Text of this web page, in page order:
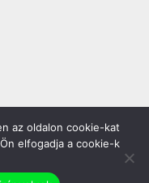
|Gödöllő COOP Zrt.
Instagram
az oldalon cookie-kat
elfogadja a cookie-k